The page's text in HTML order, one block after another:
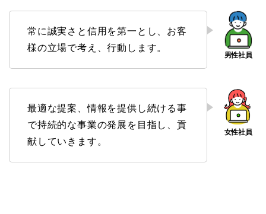
常に誠実さと信用を第一とし、お客
様の立場で考え、行動します。
最適な提案、情報を提供し続ける事
で持続的な事業の発展を目指し、貢
献していきます。